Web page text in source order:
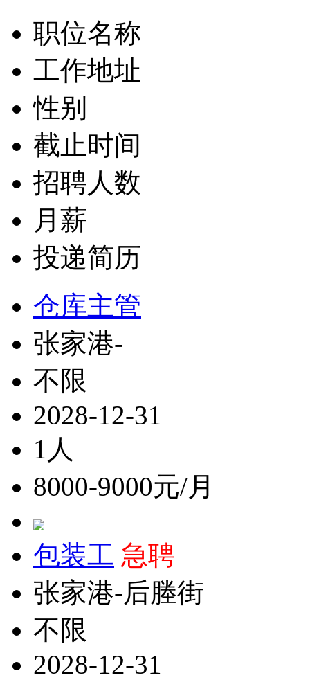
职位名称
工作地址
性别
截止时间
招聘人数
月薪
投递简历
仓库主管
张家港-
不限
2028-12-31
1人
8000-9000元/月
包装工 急聘
张家港-后塍街
不限
2028-12-31